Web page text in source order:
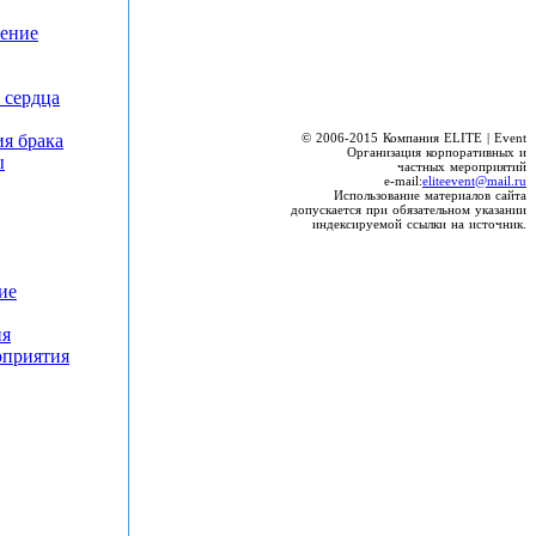
брака
© 2006-2015 Компания ELITE | Event
Организация корпоративных и
частных мероприятий
e-mail:eliteevent@mail.ru
Использование материалов сайта
допускается при обязательном указании
индексируемой ссылки на источник.